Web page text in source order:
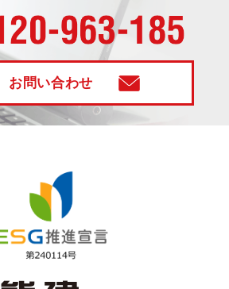
お問い合わせ